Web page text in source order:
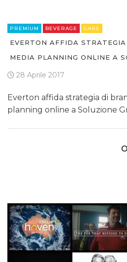
PREMIUM BEVERAGE GARE
EVERTON AFFIDA
MEDIA PLANNING ONLINE A
28 Aprile 2017
Everton affida strategia di
planning online a Soluzione